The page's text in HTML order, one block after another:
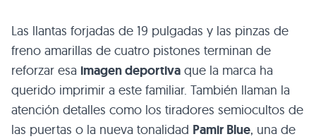
Las llantas forjadas de 19 pulgadas y las pinzas de
freno amarillas de cuatro pistones terminan de
reforzar esa imagen deportiva que la marca ha
querido imprimir a este familiar. También llaman la
atención detalles como los tiradores semiocultos de
las puertas o la nueva tonalidad Pamir Blue, una de